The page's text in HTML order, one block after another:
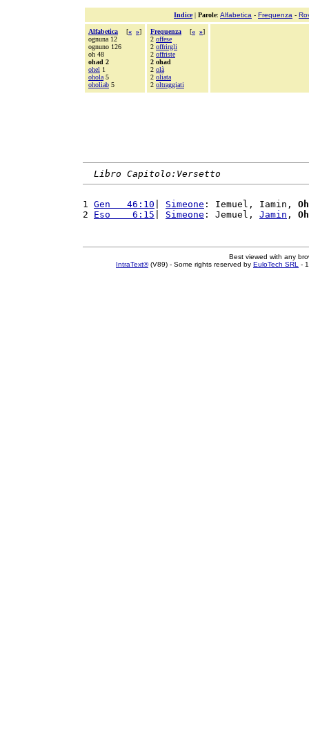
Indice| Parole: Alfabetica - Frequenza -
Alfabetica [« »]
ognuna 12
ognuno 126
oh 48
ohad 2
ohel 1
ohola 5
oholiab 5
Frequenza [« »]
2 offese
2 offrirgli
2 offriste
2 ohad
2 olà
2 oliata
2 oltraggiati
Libro Capitolo:Versetto
1 Gen   46:10 Simeone : Iemuel, Iamin,
2 Eso    6:15 Simeone : Jemuel, Jamin ,
Best viewed with any
IntraText®(V89) - Some rights reserved by EuloTech SRL -